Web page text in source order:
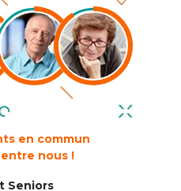
en commun
nous !
Seniors